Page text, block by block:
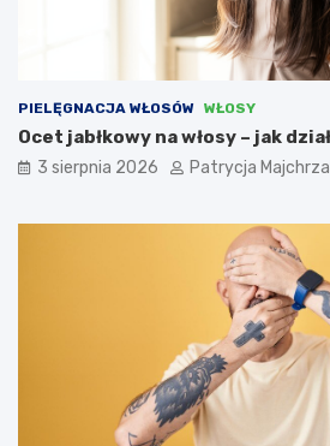
PIELĘGNACJA WŁOSÓW WŁOSY
Ocet jabłkowy na włosy – jak
3 sierpnia 2026 Patrycja